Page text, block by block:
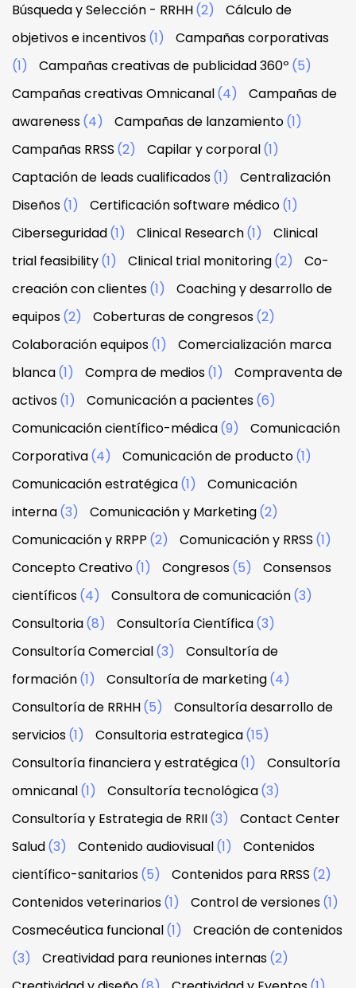
Búsqueda y Selección - RRHH(2)
Cálculo de
objetivos e incentivos(1)
Campañas corporativas
(1)
Campañas creativas de publicidad 360º (5)
Campañas creativas Omnicanal(4)
Campañas de
awareness(4) Campañas de lanzamiento(1)
Campañas RRSS (2) Capilar y corporal(1)
Captación de leads cualificados(1)
Centralización
Diseños(1) Certificación software médico(1)
Ciberseguridad(1) Clinical Research(1)
Clinical
trial feasibility(1) Clinical trial monitoring(2)
Co-
creación con clientes(1)
Coaching y desarrollo de
equipos(2) Coberturas de congresos(2)
Colaboración equipos(1)
Comercialización marca
blanca(1) Compra de medios(1)
Compraventa de
activos(1) Comunicación a pacientes(6)
Comunicación científico-médica(9)
Comunicación
Corporativa(4) Comunicación de producto(1)
Comunicación estratégica(1)
Comunicación
interna(3) Comunicación y Marketing(2)
Comunicación y RRPP (2) Comunicación y RRSS (1)
Concepto Creativo(1) Congresos(5)
Consensos
científicos(4) Consultora de comunicación(3)
Consultoria(8) Consultoría Científica(3)
Consultoría Comercial(3)
Consultoría de
formación(1) Consultoría de marketing(4)
Consultoría de RRHH(5)
Consultoría desarrollo de
servicios(1) Consultoria estrategica(15)
Consultoría financiera y estratégica(1)
Consultoría
omnicanal(1) Consultoría tecnológica(3)
Consultoría y Estrategia de RRII(3)
Contact Center
Salud(3) Contenido audiovisual(1)
Contenidos
científico-sanitarios(5) Contenidos para RRSS (2)
Contenidos veterinarios(1) Control de versiones(1)
Cosmecéutica funcional(1)
Creación de contenidos
(3)
Creatividad para reuniones internas(2)